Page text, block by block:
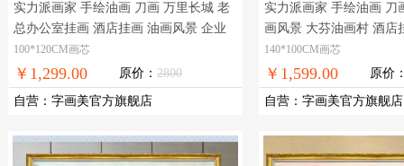
实力派画家 手绘油画 刀画 万里长城 老
总办公室挂画 酒店挂画 油画风景 企业
挂画 大芬油画村
在线支付，全国免邮
100*120CM画芯
￥1,299.00 原价： 2800
自营 ： 字画美官方旗舰店
实力派画家 手绘油画 刀
画风景 大芬油画村 酒店
实物拍摄，现货图片，
免邮
140*100CM画芯
￥1,599.00 原价
自营 ： 字画美官方旗舰店